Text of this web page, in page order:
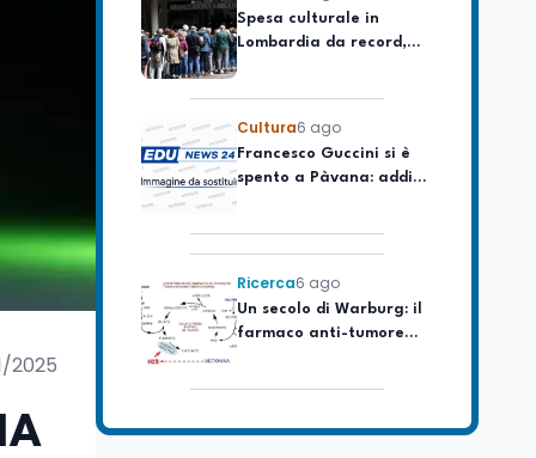
2025
Lombardia da record,
ma la voragine Nord-
Cultura6 ago
Francesco Guccini si è
spento a Pàvana: addio
al Maestrone
Ricerca6 ago
Un secolo di Warburg: il
farmaco anti-tumore
che accende la glicolisi
Ricerca6 ago
reattori spenti